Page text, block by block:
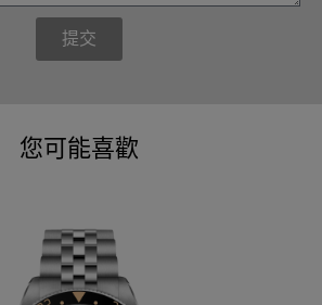
提交
您可能喜歡